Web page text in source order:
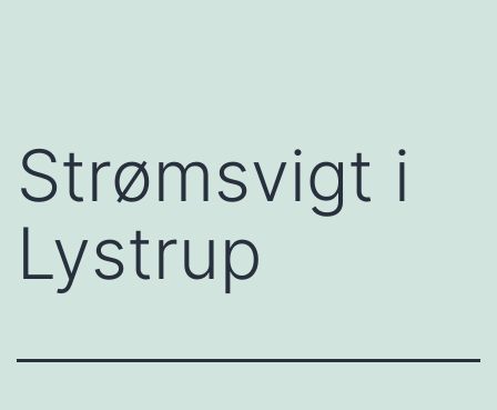
Strømsvigt i
Lystrup